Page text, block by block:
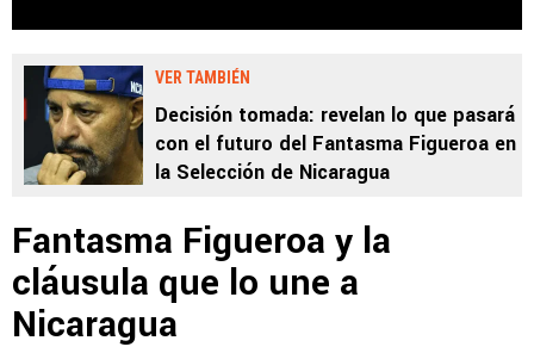
VER TAMBIÉN
Decisión tomada: revelan lo que pasará
con el futuro del Fantasma Figueroa en
la Selección de Nicaragua
Fantasma Figueroa y la
cláusula que lo une a
Nicaragua